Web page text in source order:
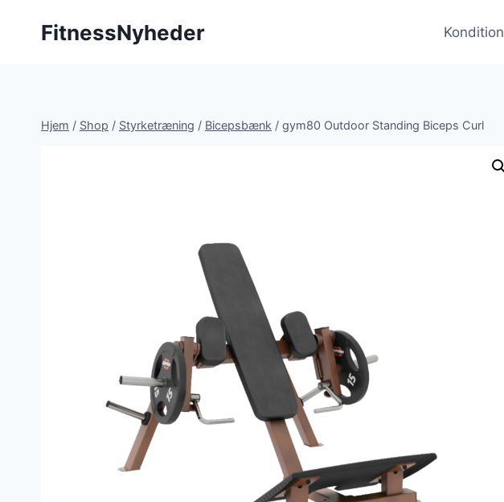
FitnessNyheder Kondition
Hjem / Shop / Styrketræning / Bicepsbænk / gym80 Outdoor Standing Biceps Curl